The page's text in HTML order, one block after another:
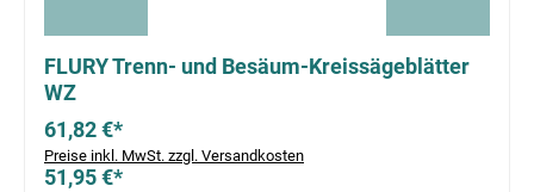
FLURY Trenn- und Besäum-Kreissägeblätter
WZ
61,82 €*
Preise inkl. MwSt. zzgl. Versandkosten
51,95 €*